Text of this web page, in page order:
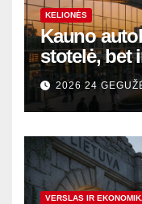
KELIONĖS
Kauno
stotelė, bet
modernūs
sostinę
2026 24
VERSLAS IR